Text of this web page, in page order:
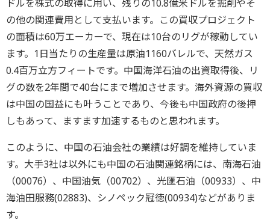
ドルを株式の取得に用い、残りの10.8億米ドルを掘削やそ
の他の関連費用として支払います。この買収プロジェクト
の面積は60万エーカーで、現在は10台のリグが稼動してい
ます。1日当たりの生産量は原油1160バレルで、天然ガス
0.4百万立方フィートです。中国海洋石油の出資取得後、リ
グの数を2年間で40台にまで増加させます。海外資源の買収
は中国の国益にも叶うことであり、今後も中国政府の後押
しもあって、ますます加速するものと思われます。
このように、中国の石油会社の業績は好調を維持していま
す。大手3社は以外にも中国の石油関連銘柄には、南海石油
（00076）、中国油気（00702）、光匯石油（00933）、中
海油田服務(02883)、シノペック冠徳(00934)などがありま
す。